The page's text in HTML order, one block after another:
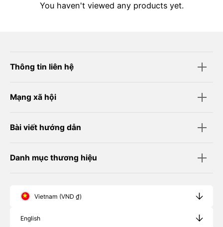
You haven't viewed any products yet.
Thông tin liên hệ
Mạng xã hội
Bài viết hướng dẫn
Danh mục thương hiệu
Vietnam (VND ₫)
English